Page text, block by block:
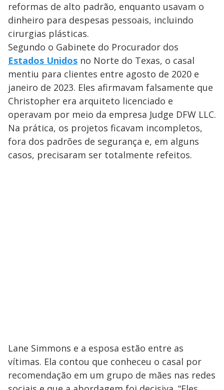
reformas de alto padrão, enquanto usavam o
dinheiro para despesas pessoais, incluindo
cirurgias plásticas.
Segundo o Gabinete do Procurador dos
Estados Unidos no Norte do Texas, o casal
mentiu para clientes entre agosto de 2020 e
janeiro de 2023. Eles afirmavam falsamente que
Christopher era arquiteto licenciado e
operavam por meio da empresa Judge DFW LLC.
Na prática, os projetos ficavam incompletos,
fora dos padrões de segurança e, em alguns
casos, precisaram ser totalmente refeitos.
Lane Simmons e a esposa estão entre as
vítimas. Ela contou que conheceu o casal por
recomendação em um grupo de mães nas redes